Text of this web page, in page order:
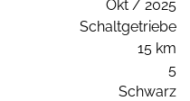
Okt / 2025
Schaltgetriebe
15 km
5
Schwarz